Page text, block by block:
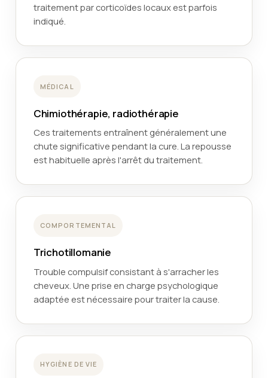
traitement par corticoïdes locaux est parfois
indiqué.
MÉDICAL
Chimiothérapie, radiothérapie
Ces traitements entraînent généralement une
chute significative pendant la cure. La repousse
est habituelle après l'arrêt du traitement.
COMPORTEMENTAL
Trichotillomanie
Trouble compulsif consistant à s'arracher les
cheveux. Une prise en charge psychologique
adaptée est nécessaire pour traiter la cause.
HYGIÈNE DE VIE